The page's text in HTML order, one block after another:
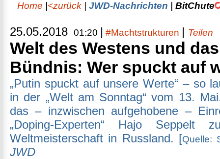
Home <zurück JWD-Nachrichten BitChute
25.05.2018 01:20 | #Machtstrukturen | Teilen
Welt des Westens und
Bündnis: Wer spuckt auf
„Putin spuckt auf unsere Werte“ – so
in der „Welt am Sonntag“ vom 13.
das – inzwischen aufgehobene –
„Doping-Experten“ Hajo Seppelt
Weltmeisterschaft in Russland. [Quelle:
JWD